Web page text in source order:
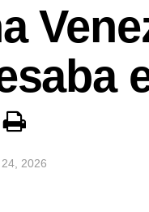
2026